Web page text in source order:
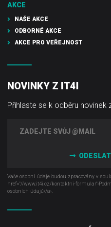
AKCE
NAŠE AKCE
ODBORNÉ AKCE
AKCE PRO VEŘEJNOST
NOVINKY Z IT4I
Přihlaste se k odběru novinek
ODESLAT
Vaše osobní údaje budou zpracovány v
href="//www.it4i­.cz/kontaktni-
osobních údajů‹/a›.